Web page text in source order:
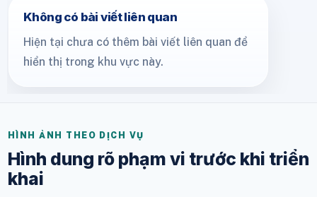
Không có bài viết liên quan
Hiện tại chưa có thêm bài viết liên quan để
hiển thị trong khu vực này.
HÌNH ẢNH THEO DỊCH VỤ
Hình dung rõ phạm vi trước khi triển
khai